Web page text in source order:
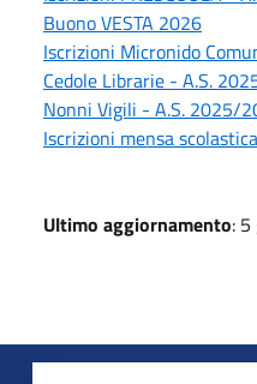
Buono VESTA 2026
Iscrizioni Micronido
Cedole Librarie - A.S.
Nonni Vigili - A.S. 2025/
Iscrizioni mensa
Ultimo aggiornamento: